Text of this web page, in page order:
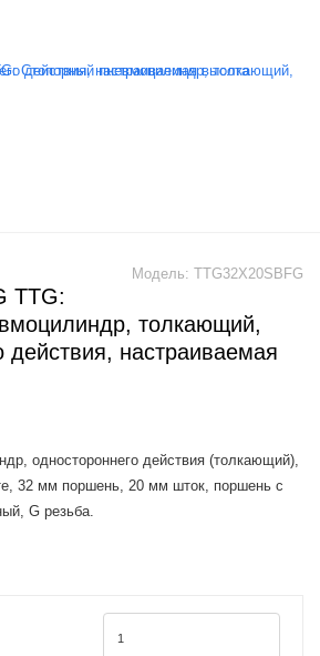
Модель: TTG32X20SBFG
TTG:
толкающий,
действия, настраиваемая
одностороннего действия (толкающий),
32 мм поршень, 20 мм шток, поршень с
G резьба.